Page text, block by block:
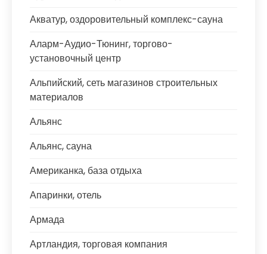
Акватур, оздоровительный комплекс-сауна
Аларм-Аудио-Тюнинг, торгово-
установочный центр
Альпийский, сеть магазинов строительных
материалов
Альянс
Альянс, сауна
Американка, база отдыха
Апаринки, отель
Армада
Артландия, торговая компания